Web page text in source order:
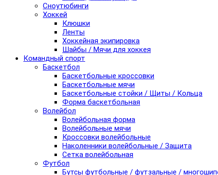
Сноутюбинги
Хоккей
Клюшки
Ленты
Хоккейная экипировка
Шайбы / Мячи для хоккея
Командный спорт
Баскетбол
Баскетбольные кроссовки
Баскетбольные мячи
Баскетбольные стойки / Щиты / Кольца
Форма баскетбольная
Волейбол
Волейбольная форма
Волейбольные мячи
Кроссовки волейбольные
Наколенники волейбольные / Защита
Сетка волейбольная
Футбол
Бутсы футбольные / футзальные /